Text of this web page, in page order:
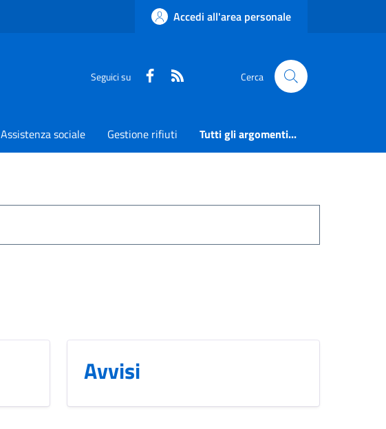
Accedi all'area personale
Seguici su Faceboook Cerca
Assistenza sociale Gestione rifiuti Tutti gli argomenti...
Avvisi